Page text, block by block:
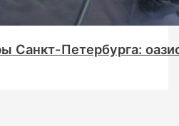
Санкт-Петербурга: